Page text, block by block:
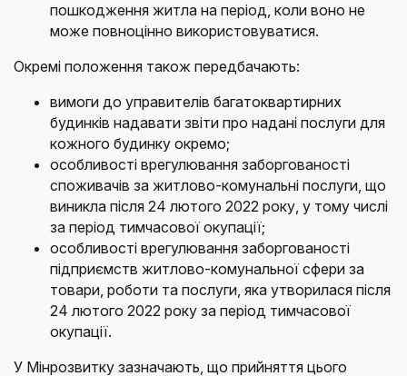
пошкодження житла на період, коли воно не
може повноцінно використовуватися.
Окремі положення також передбачають:
вимоги до управителів багатоквартирних
будинків надавати звіти про надані послуги для
кожного будинку окремо;
особливості врегулювання заборгованості
споживачів за житлово-комунальні послуги, що
виникла після 24 лютого 2022 року, у тому числі
за період тимчасової окупації;
особливості врегулювання заборгованості
підприємств житлово-комунальної сфери за
товари, роботи та послуги, яка утворилася після
24 лютого 2022 року за період тимчасової
окупації.
У Мінрозвитку зазначають, що прийняття цього